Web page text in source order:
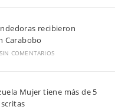
recibieron
Carabobo
SIN COMENTARIOS
Mujer tiene más de 5